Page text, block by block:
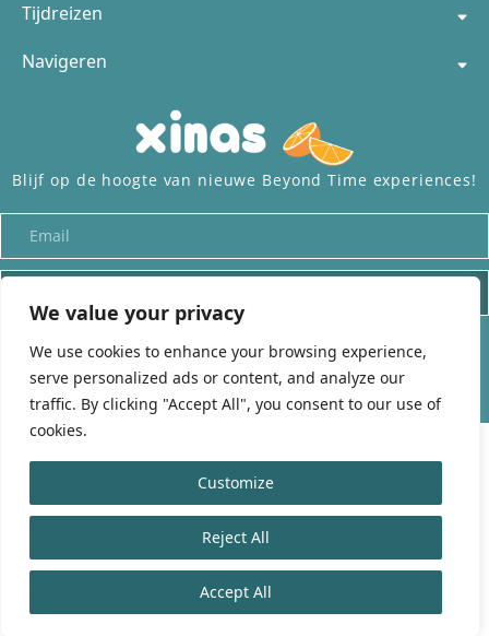
We value your privacy
We use cookies to enhance your browsing experience,
serve personalized ads or content, and analyze our
traffic. By clicking "Accept All", you consent to our use of
cookies.
Customize
Reject All
Accept All
Tijdreizen
Navigeren
Blijf op de hoogte van nieuwe Beyond Time experiences!
Alle rechten voorbehouden aanbeyond-time.org– Onderdeel van